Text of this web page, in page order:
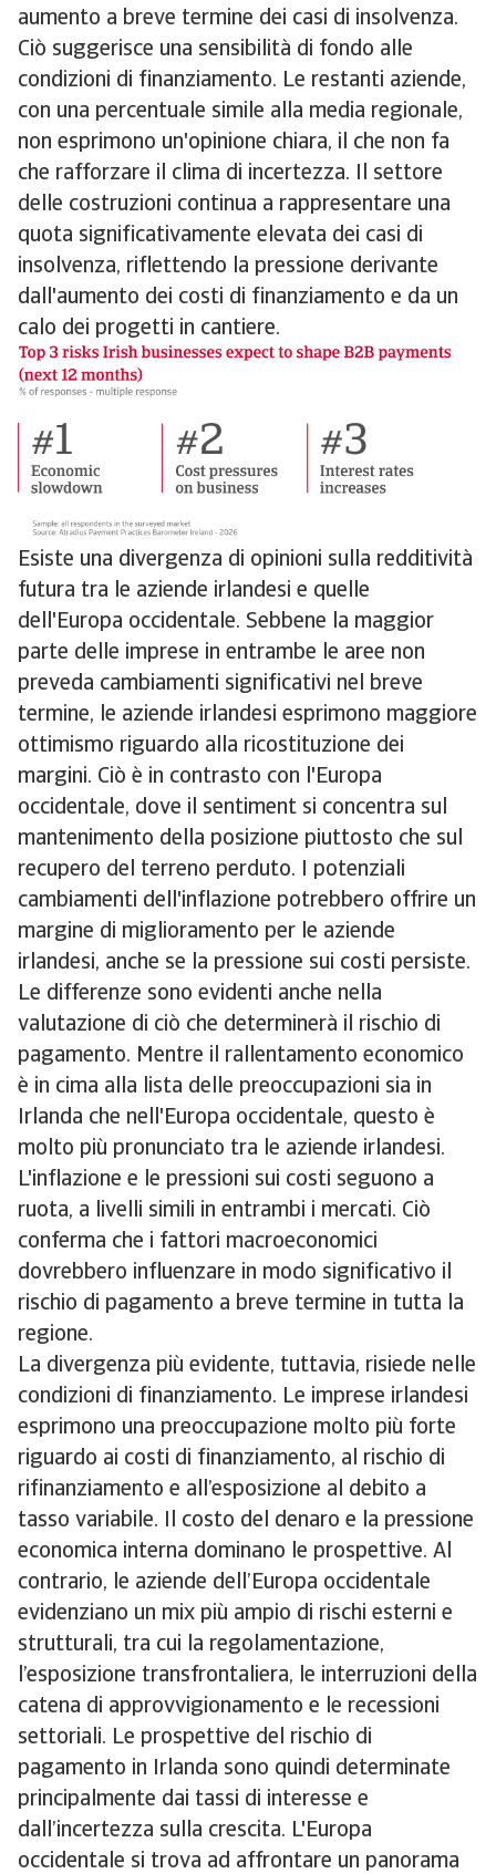
aumento a breve termine dei casi di insolvenza.
Ciò suggerisce una sensibilità di fondo alle
condizioni di finanziamento. Le restanti aziende,
con una percentuale simile alla media regionale,
non esprimono un'opinione chiara, il che non fa
che rafforzare il clima di incertezza. Il settore
delle costruzioni continua a rappresentare una
quota significativamente elevata dei casi di
insolvenza, riflettendo la pressione derivante
dall'aumento dei costi di finanziamento e da un
calo dei progetti in cantiere.
Esiste una divergenza di opinioni sulla redditività
futura tra le aziende irlandesi e quelle
dell'Europa occidentale. Sebbene la maggior
parte delle imprese in entrambe le aree non
preveda cambiamenti significativi nel breve
termine, le aziende irlandesi esprimono maggiore
ottimismo riguardo alla ricostituzione dei
margini. Ciò è in contrasto con l'Europa
occidentale, dove il sentiment si concentra sul
mantenimento della posizione piuttosto che sul
recupero del terreno perduto. I potenziali
cambiamenti dell'inflazione potrebbero offrire un
margine di miglioramento per le aziende
irlandesi, anche se la pressione sui costi persiste.
Le differenze sono evidenti anche nella
valutazione di ciò che determinerà il rischio di
pagamento. Mentre il rallentamento economico
è in cima alla lista delle preoccupazioni sia in
Irlanda che nell'Europa occidentale, questo è
molto più pronunciato tra le aziende irlandesi.
L'inflazione e le pressioni sui costi seguono a
ruota, a livelli simili in entrambi i mercati. Ciò
conferma che i fattori macroeconomici
dovrebbero influenzare in modo significativo il
rischio di pagamento a breve termine in tutta la
regione.
La divergenza più evidente, tuttavia, risiede nelle
condizioni di finanziamento. Le imprese irlandesi
esprimono una preoccupazione molto più forte
riguardo ai costi di finanziamento, al rischio di
rifinanziamento e all’esposizione al debito a
tasso variabile. Il costo del denaro e la pressione
economica interna dominano le prospettive. Al
contrario, le aziende dell’Europa occidentale
evidenziano un mix più ampio di rischi esterni e
strutturali, tra cui la regolamentazione,
l’esposizione transfrontaliera, le interruzioni della
catena di approvvigionamento e le recessioni
settoriali. Le prospettive del rischio di
pagamento in Irlanda sono quindi determinate
principalmente dai tassi di interesse e
dall’incertezza sulla crescita. L'Europa
occidentale si trova ad affrontare un panorama